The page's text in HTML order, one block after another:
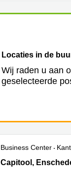
Locaties in de
Wij raden u aan
geselecteerde
Business Center
Capitool 10,
Capitool,